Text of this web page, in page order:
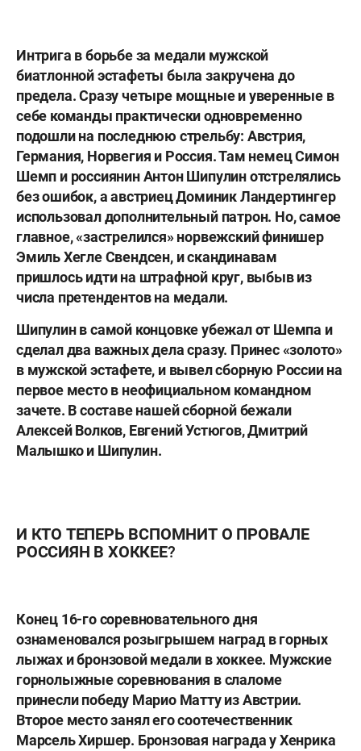
Интрига в борьбе за медали мужской
биатлонной эстафеты была закручена до
предела. Сразу четыре мощные и уверенные в
себе команды практически одновременно
подошли на последнюю стрельбу: Австрия,
Германия, Норвегия и Россия. Там немецСимон
Шемп и россиянинАнтон Шипулинотстрелялись
без ошибок, а австриецДоминик Ландертингер
использовал дополнительный патрон. Но, самое
главное, «застрелился» норвежский финишер
Эмиль Хегле Свендсен, и скандинавам
пришлось идти на штрафной круг, выбыв из
числа претендентов на медали.
Шипулин в самой концовке убежал от Шемпа и
сделал два важных дела сразу. Принес «золото»
в мужской эстафете, и вывел сборную России на
первое место в неофициальном командном
зачете. В составе нашей сборной бежали
Алексей Волков, Евгений Устюгов, Дмитрий
Малышкои Шипулин.
И КТО ТЕПЕРЬ ВСПОМНИТ О ПРОВАЛЕ
РОССИЯН В ХОККЕЕ?
Конец 16-го соревновательного дня
ознаменовался розыгрышем наград в горных
лыжах и бронзовой медали в хоккее. Мужские
горнолыжные соревнования в слаломе
принесли победу Марио Маттуиз Австрии.
Второе место занял его соотечественник
Марсель Хиршер. Бронзовая награда уХенрика